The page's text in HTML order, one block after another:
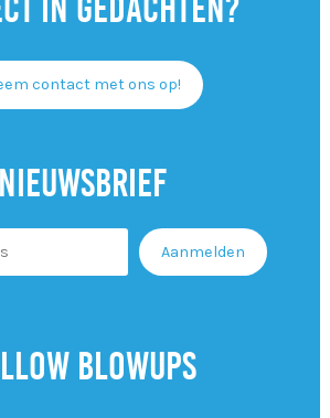
contact met ons op!
Nieuwsbrief
Blowups